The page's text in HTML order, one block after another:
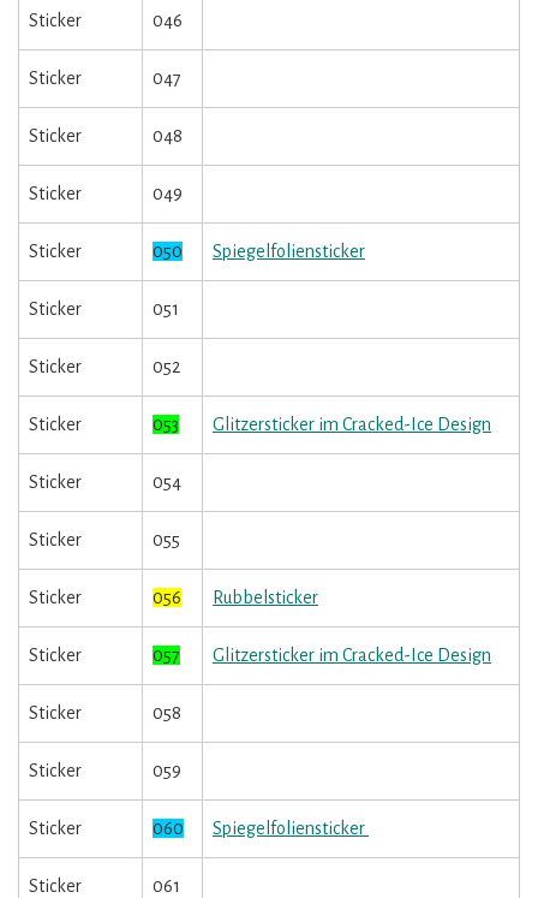
Sticker 046
Sticker 047
Sticker 048
Sticker 049
Sticker 050 Spiegelfoliensticker
Sticker 051
Sticker 052
Sticker 053 Glitzersticker im Cracked-Ice Design
Sticker 054
Sticker 055
Sticker 056 Rubbelsticker
Sticker 057 Glitzersticker im Cracked-Ice Design
Sticker 058
Sticker 059
Sticker 060 Spiegelfoliensticker
Sticker 061